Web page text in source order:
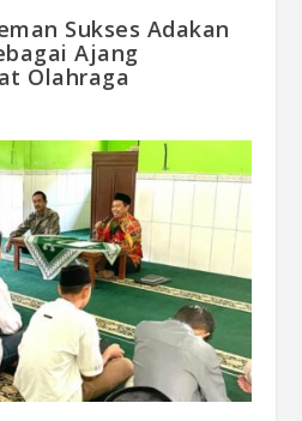
Sukses Adakan
Ajang
Olahraga